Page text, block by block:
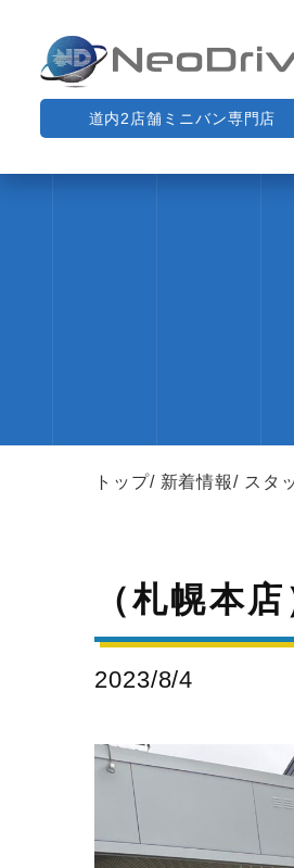
道内2店舗ミニバン専門店
トップ 新着情報 スタ
（札幌本
2023/8/4